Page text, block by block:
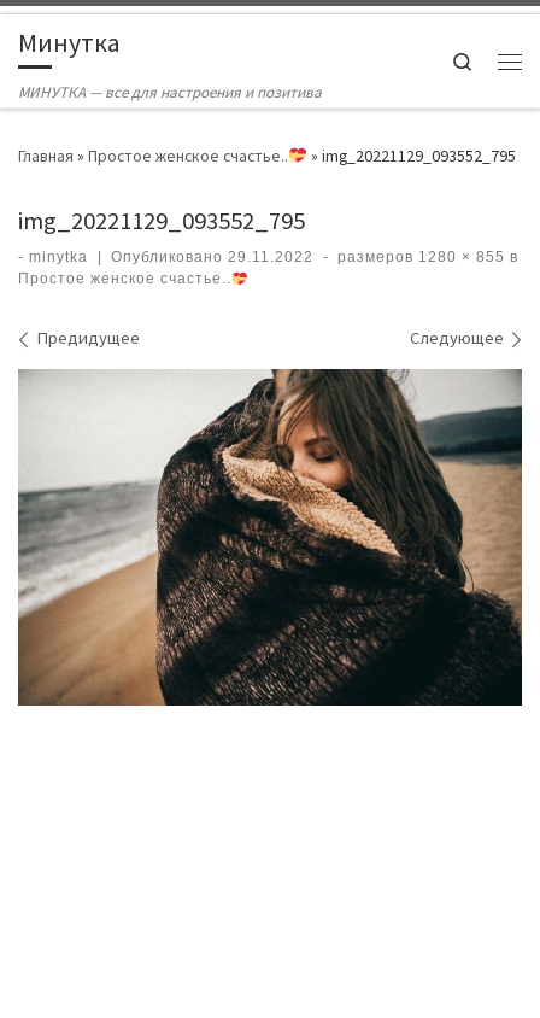
Skip to content
Минутка
МИНУТКА — все для настроения и позитива
Search
Главная » Простое женское счастье.. » img_20221129_093552_795
img_20221129_093552_795
- minytka Опубликовано29.11.2022 - размеров 1280 × 855 в
Простое женское счастье..
Навигация по изображениям
Предидущее Следующее